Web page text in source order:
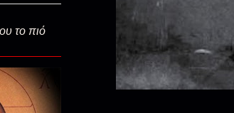
Αν έχει Κύριε ο Παράδεισός Σου τέτοιες
Ζεστό φιλί στο χέρι...(Αγία Μαρία η
το πιό